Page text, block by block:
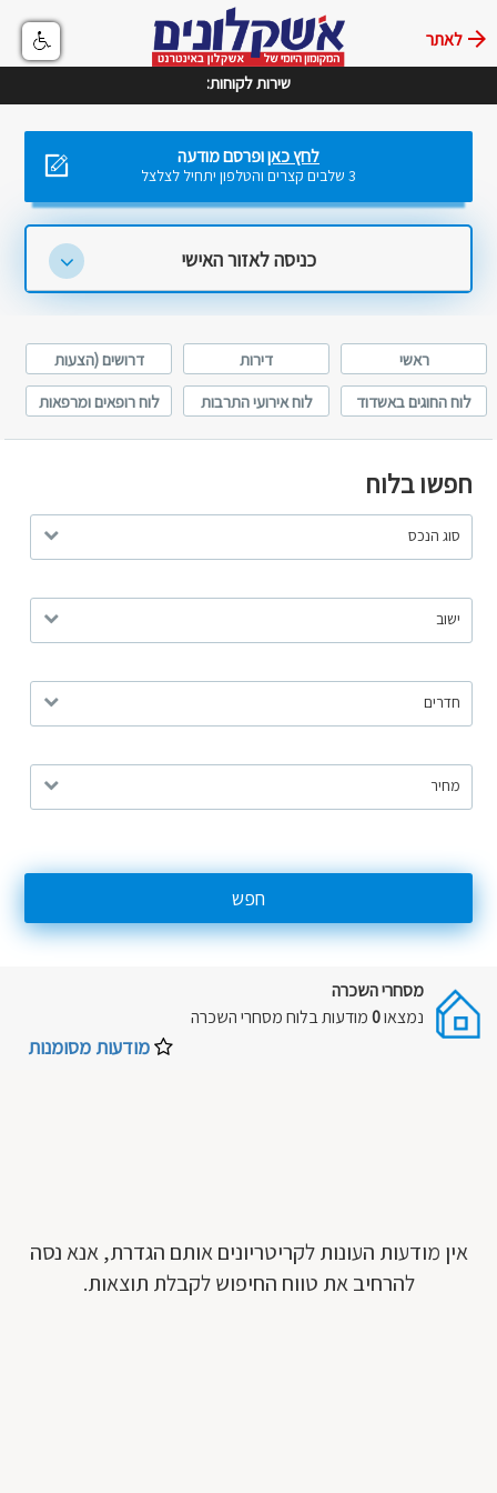
לאתר
שירות לקוחות:
לחץ כאןופרסם מודעה
3 שלבים קצרים והטלפון יתחיל לצלצל
כניסה לאזור האישי
ראשי דירות
דרושים (הצעות
עבודה)
לוח החוגים באשדוד
לוח אירועי התרבות
לוח רופאים ומרפאות
חפשו בלוח
סוג הנכס
ישוב
חדרים
מחיר
חפש
מסחרי השכרה
נמצאו0מודעות בלוחמסחרי השכרה
מודעות מסומנות
אין מודעות העונות לקריטריונים אותם הגדרת, אנא נסה
להרחיב את טווח החיפוש לקבלת תוצאות.